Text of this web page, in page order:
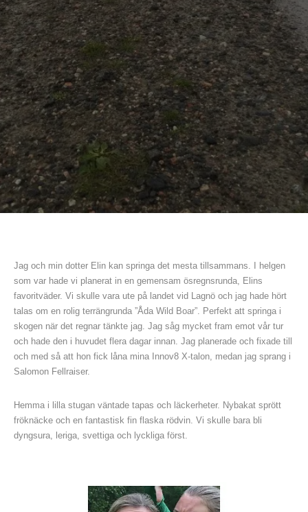
Jag och min dotter Elin kan springa det mesta tillsammans. I helgen
som var hade vi planerat in en gemensam ösregnsrunda, Elins
favoritväder. Vi skulle vara ute på landet vid Lagnö och jag hade hört
talas om en rolig terrängrunda ”Åda Wild Boar”. Perfekt att springa i
skogen när det regnar tänkte jag. Jag såg mycket fram emot vår tur
och hade den i huvudet flera dagar innan. Jag planerade och fixade till
och med så att hon fick låna mina Innov8 X-talon, medan jag sprang i
Salomon Fellraiser.
Hemma i lilla stugan väntade tapas och läckerheter. Nybakat sprött
fröknäcke och en fantastisk fin flaska rödvin. Vi skulle bara bli
dyngsura, leriga, svettiga och lyckliga först.